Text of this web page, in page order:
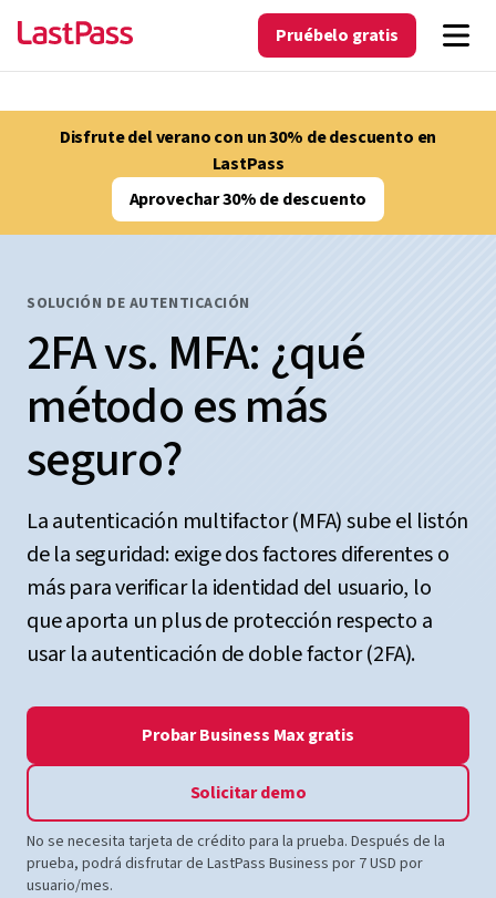
Pruébelo gratis
Disfrute del verano con un 30% de descuento en
LastPass
Aprovechar 30% de descuento
SOLUCIÓN DE AUTENTICACIÓN
2FA vs. MFA: ¿qué
método es más
seguro?
La autenticación multifactor (MFA) sube el listón
de la seguridad: exige dos factores diferentes o
más para verificar la identidad del usuario, lo
que aporta un plus de protección respecto a
usar la autenticación de doble factor (2FA).
Probar Business Max gratis
Solicitar demo
No se necesita tarjeta de crédito para la prueba. Después de la
prueba, podrá disfrutar de LastPass Business por 7 USD por
usuario/mes.